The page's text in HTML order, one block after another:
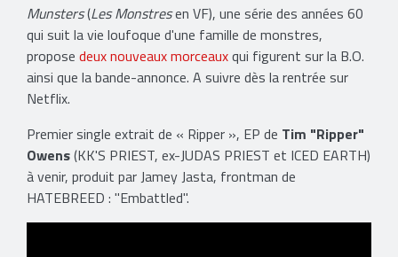
Munsters(Les Monstresen VF), une série des années 60
qui suit la vie loufoque d'une famille de monstres,
propose deux nouveaux morceauxqui figurent sur la B.O.
ainsi que la bande-annonce. A suivre dès la rentrée sur
Netflix.
Premier single extrait de « Ripper », EP de Tim "Ripper"
Owens(KK'S PRIEST, ex-JUDAS PRIEST et ICED EARTH)
à venir, produit par Jamey Jasta, frontman de
HATEBREED : "Embattled".